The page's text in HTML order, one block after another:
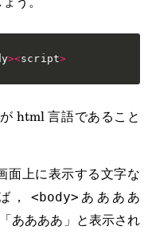
><script>
html 言語であること
面上に表示する文字な
，
<body>ああああ
ああああ」と表示され